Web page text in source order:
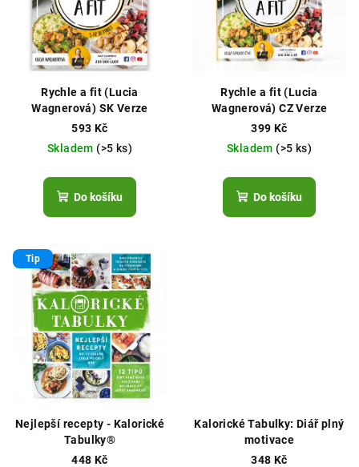
Rychle a fit (Lucia
Wagnerová) SK Verze
593 Kč
Skladem (>5 ks)
Do košíku
Rychle a fit (Lucia
Wagnerová) CZ Verze
399 Kč
Skladem (>5 ks)
Do košíku
Tip
Nejlepší recepty - Kalorické
Tabulky®
448 Kč
Kalorické Tabulky: Diář plný
motivace
348 Kč